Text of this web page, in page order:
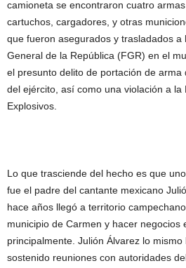
camioneta se encontraron cuatro
cartuchos, cargadores, y otras
que fueron asegurados y trasladados
General de la República (FGR) en el
el presunto delito de portación de arma
del ejército, así como una violación a la
Explosivos.
Lo que trasciende del hecho es que
fue el padre del cantante mexicano
hace años llegó a territorio
municipio de Carmen y hacer negocios
principalmente. Julión Álvarez lo
sostenido reuniones con autoridades